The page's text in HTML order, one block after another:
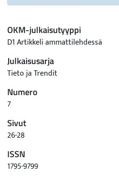
OKM-julkaisutyyppi
D1 Artikkeli ammattilehdessä
Julkaisusarja
Tieto ja Trendit
Numero
7
Sivut
26-28
ISSN
1795-9799